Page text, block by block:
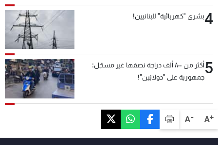
A+
A-
4بشرى "كهربائية" للبنانيين!
5
أكثر من ٨٠٠ ألف دراجة نصفها غير مسجّل:
جمهورية على "دولابَين"!